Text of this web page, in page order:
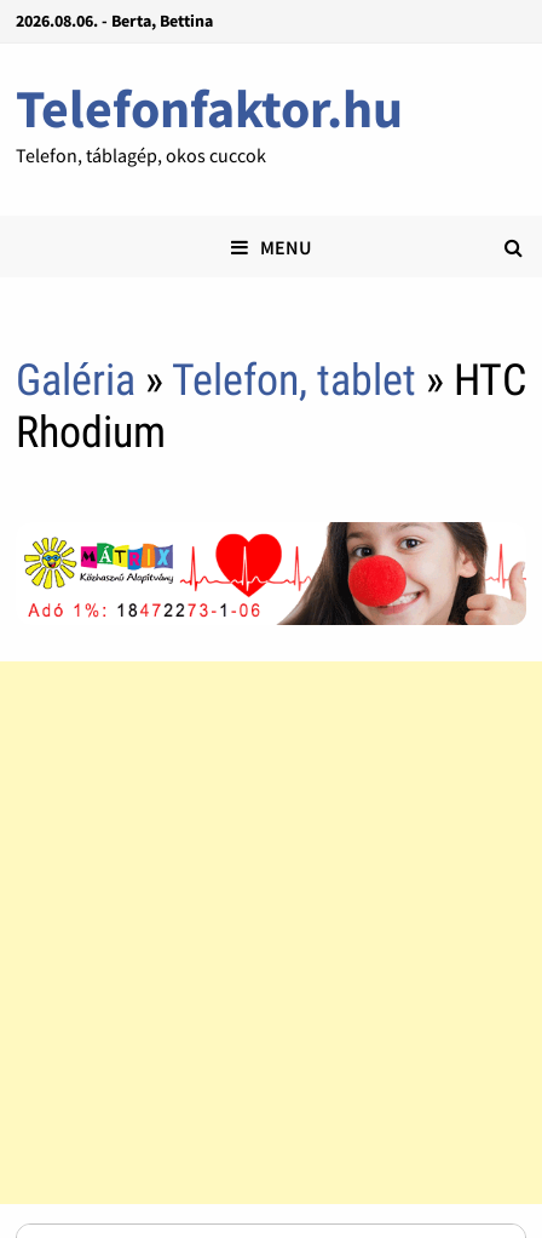
2026.08.06. - Berta, Bettina
Telefonfaktor.hu
Telefon, táblagép, okos cuccok
MENU
Galéria » Telefon, tablet » HTC
Rhodium